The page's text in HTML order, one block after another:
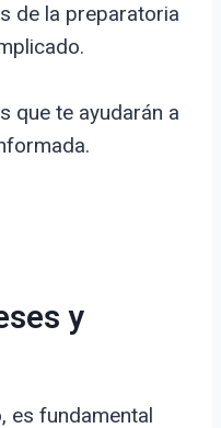
de la preparatoria
que te ayudarán a
y
es fundamental